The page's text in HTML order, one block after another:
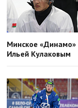
Минское «Динамо»
Ильей Кулаковым